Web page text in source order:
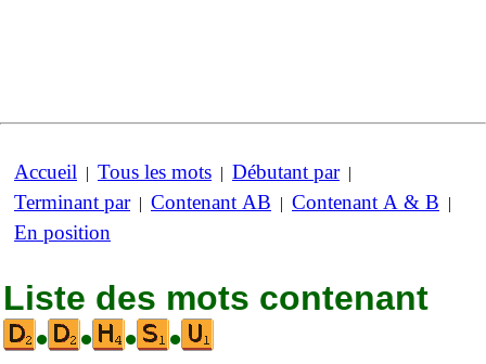
Accueil | Tous les mots | Débutant par|
Terminant par| Contenant AB | Contenant A & B |
En position
Liste des mots contenant
•
• • •